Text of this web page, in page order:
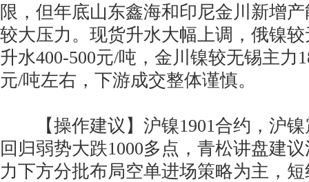
限，但年底山东鑫海和印尼金川新增
较大压力。现货升水大幅上调，俄镍
升水400-500元/吨，金川镍较无锡主力
元/吨左右，下游成交整体谨慎。
【操作建议】沪镍1901合约，沪镍
回归弱势大跌1000多点，青松讲盘建
力下方分批布局空单进场策略为主，短